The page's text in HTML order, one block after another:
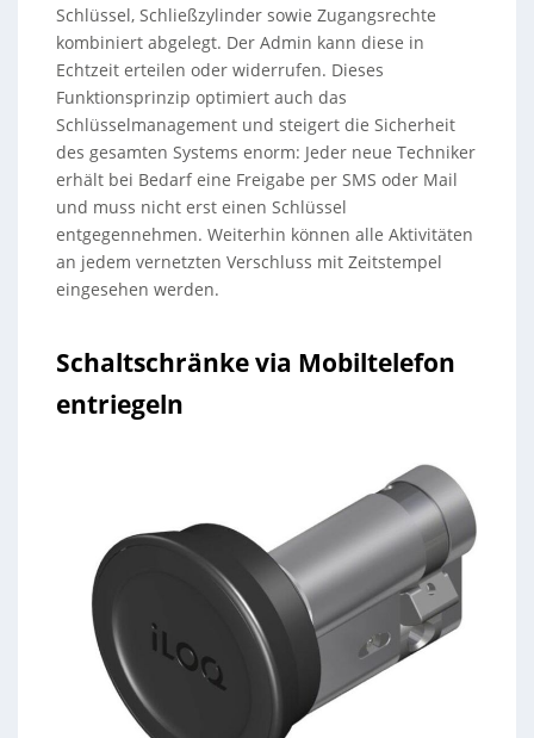
Schlüssel, Schließzylinder sowie Zugangsrechte
kombiniert abgelegt. Der Admin kann diese in
Echtzeit erteilen oder widerrufen. Dieses
Funktionsprinzip optimiert auch das
Schlüsselmanagement und steigert die Sicherheit
des gesamten Systems enorm: Jeder neue Techniker
erhält bei Bedarf eine Freigabe per SMS oder Mail
und muss nicht erst einen Schlüssel
entgegennehmen. Weiterhin können alle Aktivitäten
an jedem vernetzten Verschluss mit Zeitstempel
eingesehen werden.
Schaltschränke via Mobiltelefon
entriegeln